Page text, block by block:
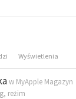
Wyświetlenia
w MyApple Magazyn
, reżim